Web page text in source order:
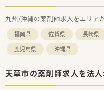
九州/沖縄の薬剤師求人をエリア
福岡県 佐賀県 長崎県
鹿児島県
沖縄県
天草市の薬剤師求人を法